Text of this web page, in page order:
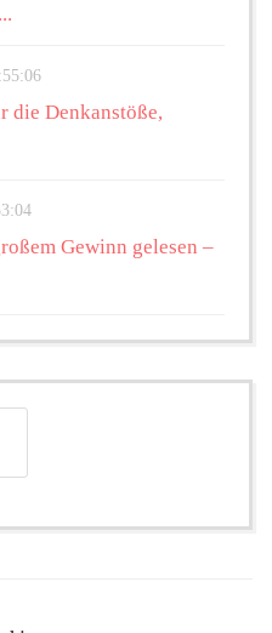
die Denkanstöße,
Gewinn gelesen –